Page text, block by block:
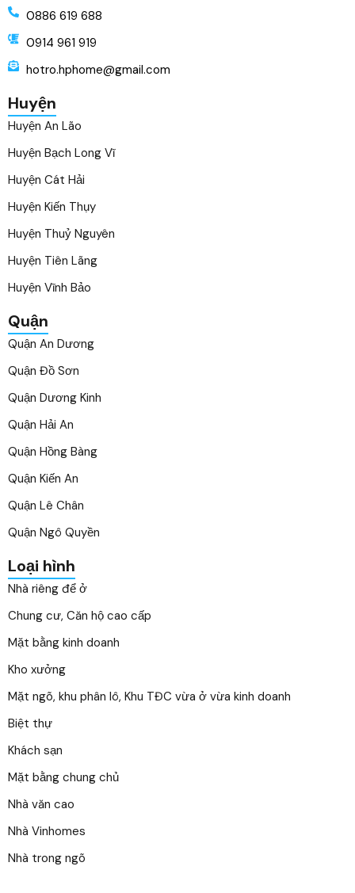
0886 619 688
0914 961 919
hotro.hphome@gmail.com
Huyện
Huyện An Lão
Huyện Bạch Long Vĩ
Huyện Cát Hải
Huyện Kiến Thụy
Huyện Thuỷ Nguyên
Huyện Tiên Lãng
Huyện Vĩnh Bảo
Quận
Quận An Dương
Quận Đồ Sơn
Quận Dương Kinh
Quận Hải An
Quận Hồng Bàng
Quận Kiến An
Quận Lê Chân
Quận Ngô Quyền
Loại hình
Nhà riêng để ở
Chung cư, Căn hộ cao cấp
Mặt bằng kinh doanh
Kho xưởng
Mặt ngõ, khu phân lô, Khu TĐC vừa ở vừa kinh doanh
Biệt thự
Khách sạn
Mặt bằng chung chủ
Nhà văn cao
Nhà Vinhomes
Nhà trong ngõ